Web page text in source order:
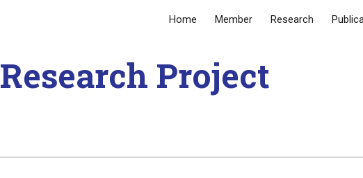
Skip to navigation
Home Member Research
Research Project